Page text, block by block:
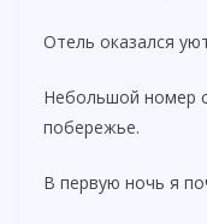
Отель оказался
Небольшой номер
побережье.
В первую ночь я